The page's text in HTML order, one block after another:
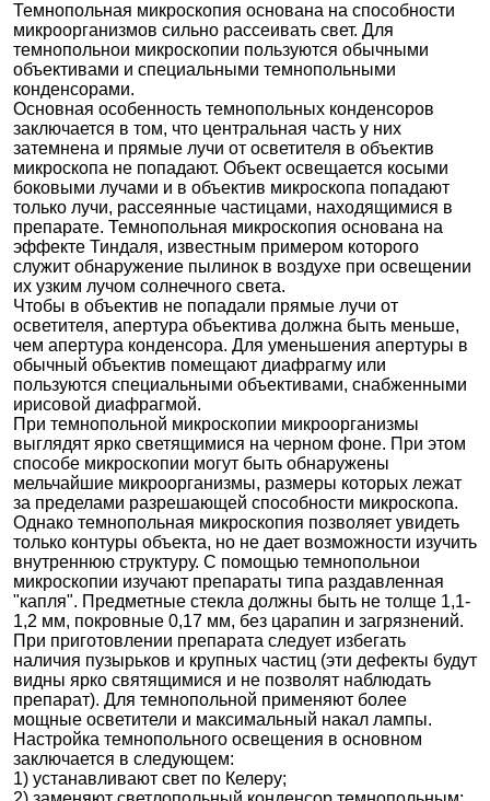
Темнопольная микроскопия основана на способности
микроорганизмов сильно рассеивать свет. Для
темнопольнои микроскопии пользуются обычными
объективами и специальными темнопольными
конденсорами.
Основная особенность темнопольных конденсоров
заключается в том, что центральная часть у них
затемнена и прямые лучи от осветителя в объектив
микроскопа не попадают. Объект освещается косыми
боковыми лучами и в объектив микроскопа попадают
только лучи, рассеянные частицами, находящимися в
препарате. Темнопольная микроскопия основана на
эффекте Тиндаля, известным примером которого
служит обнаружение пылинок в воздухе при освещении
их узким лучом солнечного света.
Чтобы в объектив не попадали прямые лучи от
осветителя, апертура объектива должна быть меньше,
чем апертура конденсора. Для уменьшения апертуры в
обычный объектив помещают диафрагму или
пользуются специальными объективами, снабженными
ирисовой диафрагмой.
При темнопольной микроскопии микроорганизмы
выглядят ярко светящимися на черном фоне. При этом
способе микроскопии могут быть обнаружены
мельчайшие микроорганизмы, размеры которых лежат
за пределами разрешающей способности микроскопа.
Однако темнопольная микроскопия позволяет увидеть
только контуры объекта, но не дает возможности изучить
внутреннюю структуру. С помощью темнопольнои
микроскопии изучают препараты типа раздавленная
"капля". Предметные стекла должны быть не толще 1,1-
1,2 мм, покровные 0,17 мм, без царапин и загрязнений.
При приготовлении препарата следует избегать
наличия пузырьков и крупных частиц (эти дефекты будут
видны ярко святящимися и не позволят наблюдать
препарат). Для темнопольной применяют более
мощные осветители и максимальный накал лампы.
Настройка темнопольного освещения в основном
заключается в следующем:
1) устанавливают свет по Келеру;